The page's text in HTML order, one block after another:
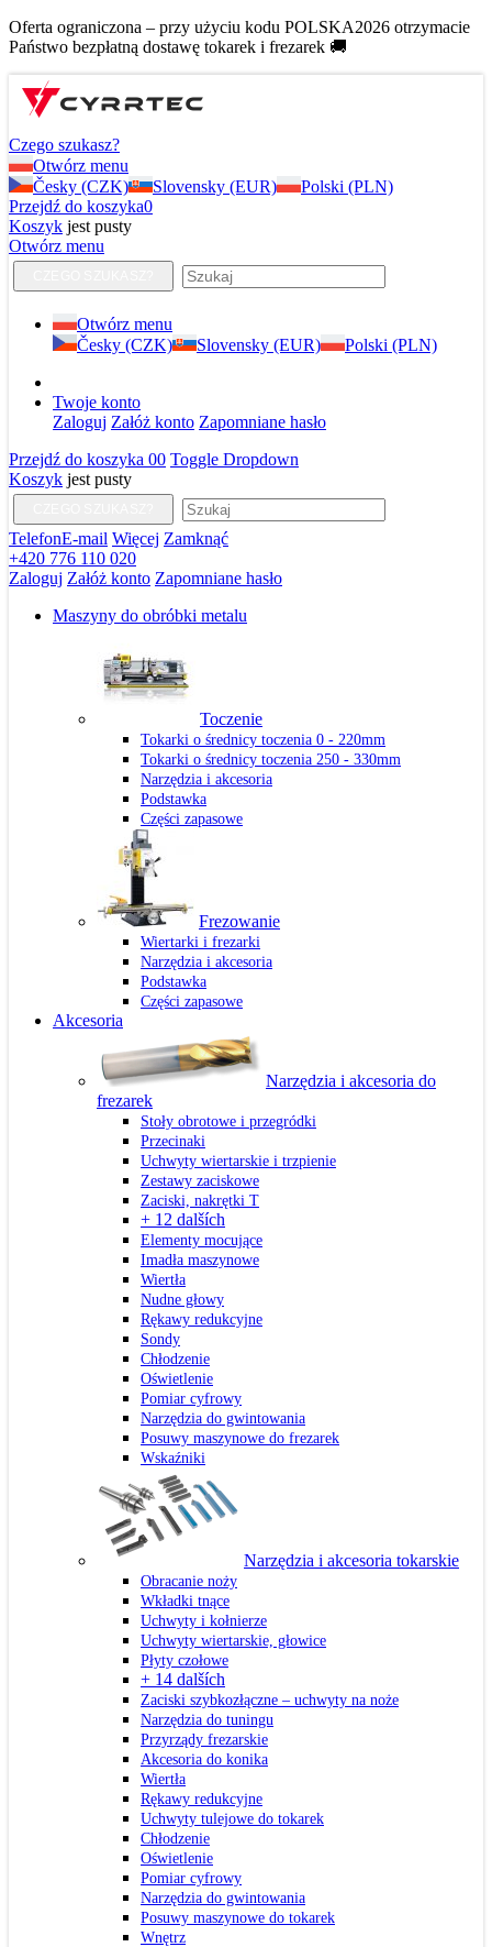
Oferta ograniczona – przy użyciu kodu POLSKA2026 otrzymacie
Państwo bezpłatną dostawę tokarek i frezarek 🚚
Czego szukasz?
Otwórz menu
Česky (CZK)
Slovensky (EUR)
Polski (PLN)
Przejdź do koszyka0
Koszyk jest pusty
Otwórz menu
Otwórz menu
Česky (CZK)
Slovensky (EUR) Polski (PLN)
Twoje konto
Zaloguj Załóż konto Zapomniane hasło
Przejdź do koszyka 00 Toggle Dropdown
Koszyk jest pusty
TelefonE-mail Więcej Zamknąć
+420 776 110 020
Zaloguj Załóż konto Zapomniane hasło
Maszyny do obróbki metalu
Toczenie
Tokarki o średnicy toczenia 0 - 220mm
Tokarki o średnicy toczenia 250 - 330mm
Narzędzia i akcesoria
Podstawka
Części zapasowe
Frezowanie
Wiertarki i frezarki
Narzędzia i akcesoria
Podstawka
Części zapasowe
Akcesoria
Narzędzia i akcesoria do
frezarek
Stoły obrotowe i przegródki
Przecinaki
Uchwyty wiertarskie i trzpienie
Zestawy zaciskowe
Zaciski, nakrętki T
+ 12 dalších
Elementy mocujące
Imadła maszynowe
Wiertła
Nudne głowy
Rękawy redukcyjne
Sondy
Chłodzenie
Oświetlenie
Pomiar cyfrowy
Narzędzia do gwintowania
Posuwy maszynowe do frezarek
Wskaźniki
Narzędzia i akcesoria tokarskie
Obracanie noży
Wkładki tnące
Uchwyty i kołnierze
Uchwyty wiertarskie, głowice
Płyty czołowe
+ 14 dalších
Zaciski szybkozłączne – uchwyty na noże
Narzędzia do tuningu
Przyrządy frezarskie
Akcesoria do konika
Wiertła
Rękawy redukcyjne
Uchwyty tulejowe do tokarek
Chłodzenie
Oświetlenie
Pomiar cyfrowy
Narzędzia do gwintowania
Posuwy maszynowe do tokarek
Wnętrz